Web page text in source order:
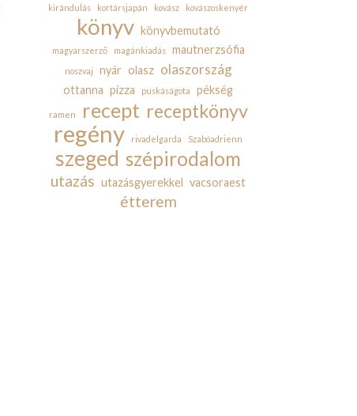
kirándulás kortársjapán kovász kovászoskenyér
könyv könyvbemutató
magyarszerző magánkiadás mautnerzsófia
noszvaj nyár olasz olaszország
ottanna pizza puskáságota pékség
ramen recept receptkönyv
regény rivadelgarda Szabóadrienn
szeged szépirodalom
utazás utazásgyerekkel vacsoraest
étterem